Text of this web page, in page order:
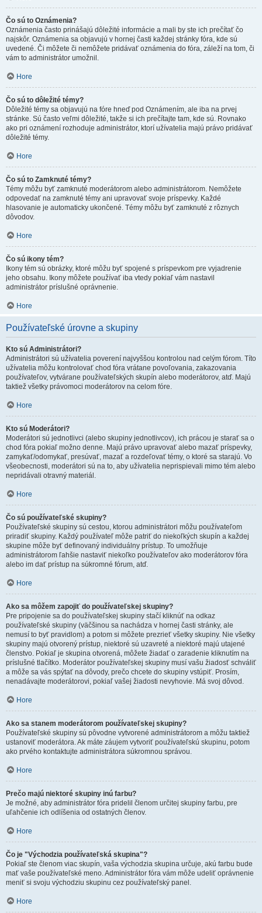
Čo sú to Oznámenia?
Oznámenia často prinášajú dôležité informácie a mali by ste ich prečítať čo
najskôr. Oznámenia sa objavujú v hornej časti každej stránky fóra, kde sú
uvedené. Či môžete či nemôžete pridávať oznámenia do fóra, záleží na tom, či
vám to administrátor umožnil.
Hore
Čo sú to dôležité témy?
Dôležité témy sa objavujú na fóre hneď pod Oznámením, ale iba na prvej
stránke. Sú často veľmi dôležité, takže si ich prečítajte tam, kde sú. Rovnako
ako pri oznámení rozhoduje administrátor, ktorí užívatelia majú právo pridávať
dôležité témy.
Hore
Čo sú to Zamknuté témy?
Témy môžu byť zamknuté moderátorom alebo administrátorom. Nemôžete
odpovedať na zamknuté témy ani upravovať svoje príspevky. Každé
hlasovanie je automaticky ukončené. Témy môžu byť zamknuté z rôznych
dôvodov.
Hore
Čo sú ikony tém?
Ikony tém sú obrázky, ktoré môžu byť spojené s príspevkom pre vyjadrenie
jeho obsahu. Ikony môžete používať iba vtedy pokiaľ vám nastavil
administrátor príslušné oprávnenie.
Hore
Používateľské úrovne a skupiny
Kto sú Administrátori?
Administrátori sú užívatelia poverení najvyššou kontrolou nad celým fórom. Títo
užívatelia môžu kontrolovať chod fóra vrátane povoľovania, zakazovania
používateľov, vytvárane používateľských skupín alebo moderátorov, atď. Majú
taktiež všetky právomoci moderátorov na celom fóre.
Hore
Kto sú Moderátori?
Moderátori sú jednotlivci (alebo skupiny jednotlivcov), ich prácou je starať sa o
chod fóra pokiaľ možno denne. Majú právo upravovať alebo mazať príspevky,
zamykať/odomykať, presúvať, mazať a rozdeľovať témy, o ktoré sa starajú. Vo
všeobecnosti, moderátori sú na to, aby užívatelia neprispievali mimo tém alebo
nepridávali otravný materiál.
Hore
Čo sú používateľské skupiny?
Používateľské skupiny sú cestou, ktorou administrátori môžu používateľom
priradiť skupiny. Každý používateľ môže patriť do niekoľkých skupín a každej
skupine môže byť definovaný individuálny prístup. To umožňuje
administrátorom ľahšie nastaviť niekoľko používateľov ako moderátorov fóra
alebo im dať prístup na súkromné fórum, atď.
Hore
Ako sa môžem zapojiť do používateľskej skupiny?
Pre pripojenie sa do používateľskej skupiny stačí kliknúť na odkaz
používateľské skupiny (väčšinou sa nachádza v hornej časti stránky, ale
nemusí to byť pravidlom) a potom si môžete prezrieť všetky skupiny. Nie všetky
skupiny majú otvorený prístup, niektoré sú uzavreté a niektoré majú utajené
členstvo. Pokiaľ je skupina otvorená, môžete žiadať o zaradenie kliknutím na
príslušné tlačítko. Moderátor používateľskej skupiny musí vašu žiadosť schváliť
a môže sa vás spýtať na dôvody, prečo chcete do skupiny vstúpiť. Prosím,
nenadávajte moderátorovi, pokiaľ vašej žiadosti nevyhovie. Má svoj dôvod.
Hore
Ako sa stanem moderátorom používateľskej skupiny?
Používateľské skupiny sú pôvodne vytvorené administrátorom a môžu taktiež
ustanoviť moderátora. Ak máte záujem vytvoriť používateľskú skupinu, potom
ako prvého kontaktujte administrátora súkromnou správou.
Hore
Prečo majú niektoré skupiny inú farbu?
Je možné, aby administrátor fóra pridelil členom určitej skupiny farbu, pre
uľahčenie ich odlíšenia od ostatných členov.
Hore
Čo je "Východzia používateľská skupina"?
Pokiaľ ste členom viac skupín, vaša východzia skupina určuje, akú farbu bude
mať vaše používateľské meno. Administrátor fóra vám môže udeliť oprávnenie
meniť si svoju východziu skupinu cez používateľský panel.
Hore